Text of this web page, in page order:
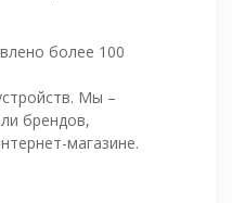
более 100
Мы –
брендов,
магазине.